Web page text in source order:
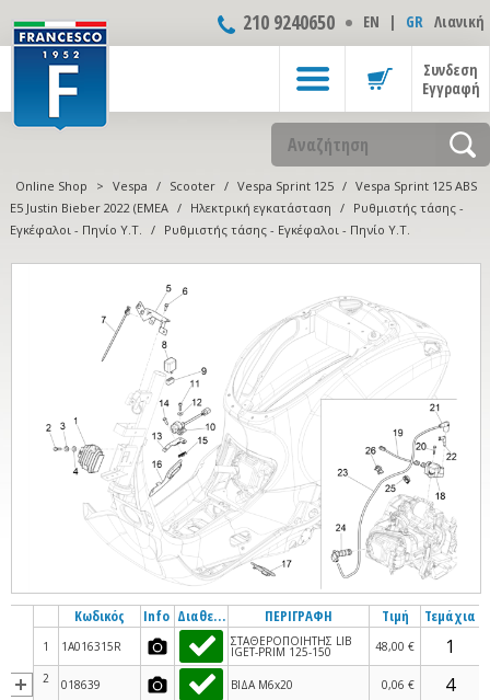
210 9240650 ΕΝ | GR Λιανική
Συνδεση
Εγγραφή
Online Shop > Vespa / Scooter / Vespa Sprint 125 / Vespa Sprint 125 ABS
E5 Justin Bieber 2022 (EMEA / Ηλεκτρική εγκατάσταση / Ρυθμιστής τάσης -
Εγκέφαλοι - Πηνίο Υ.Τ. / Ρυθμιστής τάσης - Εγκέφαλοι - Πηνίο Υ.Τ.
Κωδικός Info Διαθεσιμότητα ΠΕΡΙΓΡΑΦΗ Τιμή Τεμάχια
1 1A016315R ΣΤΑΘΕΡΟΠΟΙΗΤΗΣ LIB
IGET-PRIM 125-150 48,00 €
2 018639 ΒΙΔΑ M6x20 0,06 €